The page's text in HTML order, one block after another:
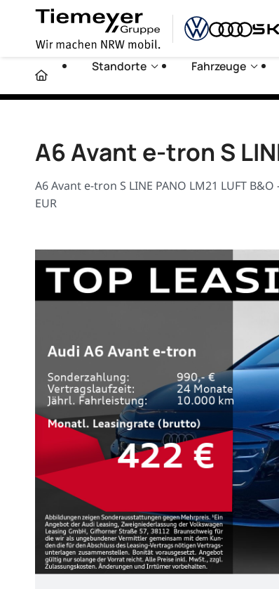
Standorte Fahrzeuge
A6 Avant e-tron S
A6 Avant e-tron S LINE PANO LM21 LUFT
EUR